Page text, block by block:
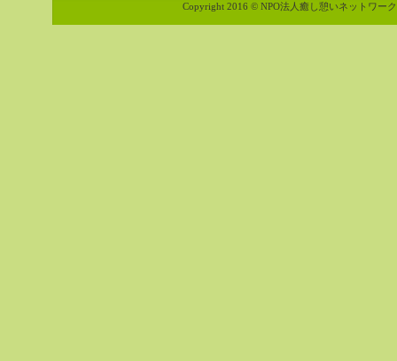
Copyright 2016 © NPO法人癒し憩いネットワー